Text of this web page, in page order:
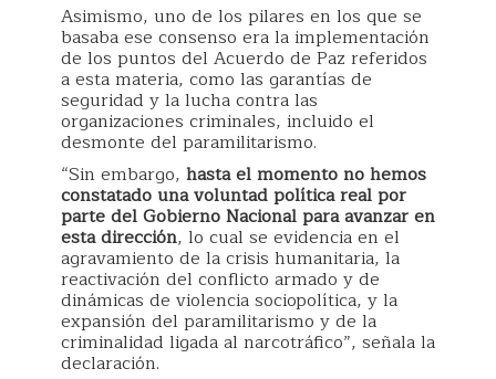
Asimismo, uno de los pilares en los que se
basaba ese consenso era la implementación
de los puntos del Acuerdo de Paz referidos
a esta materia, como las garantías de
seguridad y la lucha contra las
organizaciones criminales, incluido el
desmonte del paramilitarismo.
“Sin embargo, hasta el momento no hemos
constatado una voluntad política real por
parte del Gobierno Nacional para avanzar en
esta dirección, lo cual se evidencia en el
agravamiento de la crisis humanitaria, la
reactivación del conflicto armado y de
dinámicas de violencia sociopolítica, y la
expansión del paramilitarismo y de la
criminalidad ligada al narcotráfico”, señala la
declaración.